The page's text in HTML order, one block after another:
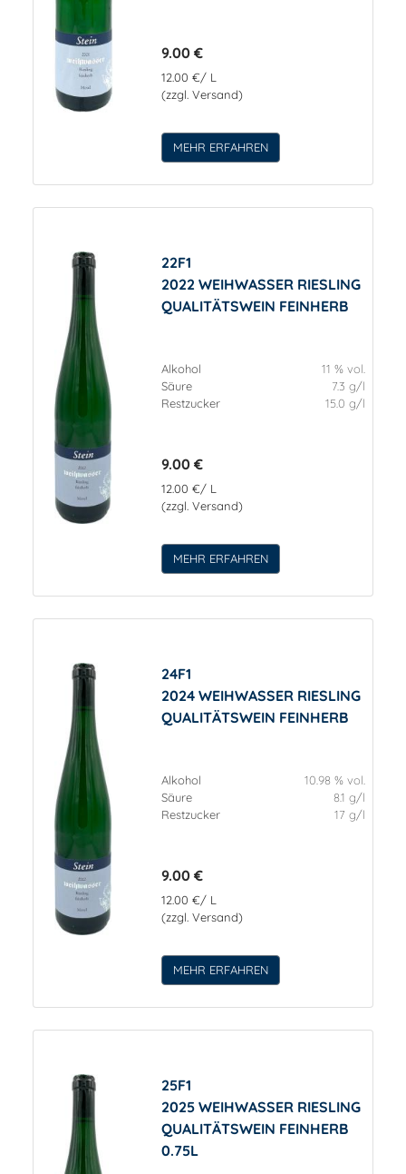
9.00 €
12.00 €/ L
(zzgl. Versand)
MEHR ERFAHREN
22F1
2022 WEIHWASSER RIESLING
QUALITÄTSWEIN FEINHERB
Alkohol
11 % vol.
Säure
7.3 g/l
Restzucker
15.0 g/l
9.00 €
12.00 €/ L
(zzgl. Versand)
MEHR ERFAHREN
24F1
2024 WEIHWASSER RIESLING
QUALITÄTSWEIN FEINHERB
Alkohol
10.98 % vol.
Säure
8.1 g/l
Restzucker
17 g/l
9.00 €
12.00 €/ L
(zzgl. Versand)
MEHR ERFAHREN
25F1
2025 WEIHWASSER RIESLING
QUALITÄTSWEIN FEINHERB
0.75L